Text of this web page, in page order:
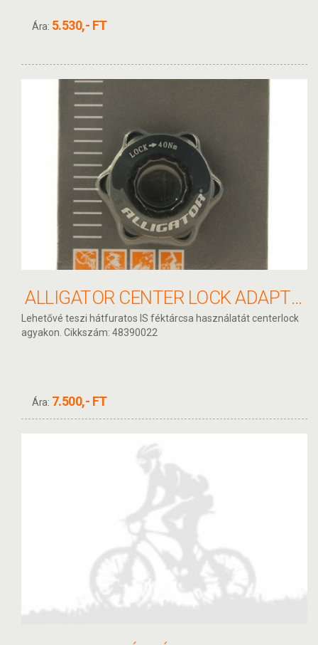
Ára: 5.530,- FT
ALLIGATOR CENTER LOCK ADAPTER ZÁRÓGYŰRŰVEL
Lehetővé teszi hátfuratos IS féktárcsa használatát centerlock
agyakon. Cikkszám: 48390022
Ára: 7.500,- FT